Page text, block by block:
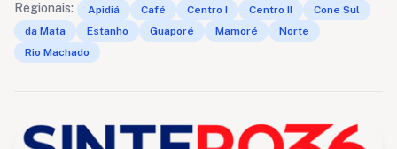
Regionais: Apidiá Café Centro I Centro II
Cone Sul
da Mata
Estanho Guaporé Mamoré
Norte
Rio Machado